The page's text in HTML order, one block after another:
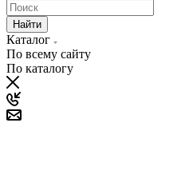
Найти
Каталог
По всему сайту
По каталогу